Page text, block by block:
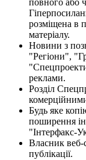
розміщена в
матеріалу.
Новини з
"Регіони",
реклами.
Розділ
Будь яке
поширення
"Інтерфакс-
Власник веб-
публікації.